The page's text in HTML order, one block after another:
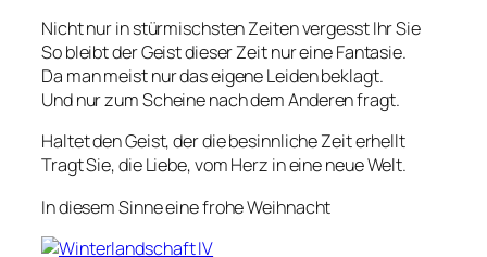
Nicht nur in stürmischsten Zeiten vergesst Ihr Sie
So bleibt der Geist dieser Zeit nur eine Fantasie.
Da man meist nur das eigene Leiden beklagt.
Und nur zum Scheine nach dem Anderen fragt.
Haltet den Geist, der die besinnliche Zeit erhellt
Tragt Sie, die Liebe, vom Herz in eine neue Welt.
In diesem Sinne eine frohe Weihnacht